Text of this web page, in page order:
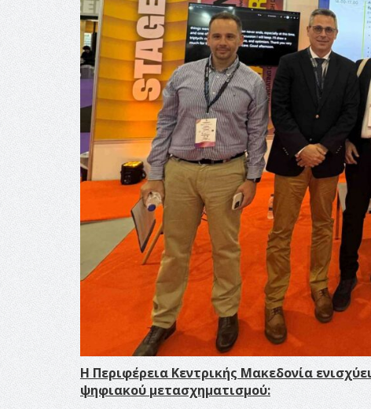
Η Περιφέρεια Κεντρικής Μακεδονία
ψηφιακού μετασχηματισμού: